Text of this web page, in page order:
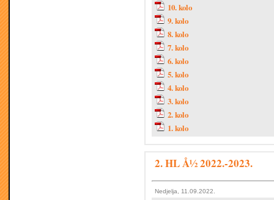
10. kolo
9. kolo
8. kolo
7. kolo
6. kolo
5. kolo
4. kolo
3. kolo
2. kolo
1. kolo
2. HL Å½ 2022.-2023.
Nedjelja, 11.09.2022.